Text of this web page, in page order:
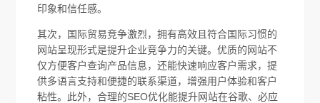
印象和信任感。
其次，国际贸易竞争激烈，拥有高效且符合国际习惯的
网站呈现形式是提升企业竞争力的关键。优质的网站不
仅方便客户查询产品信息，还能快速响应客户需求，提
供多语言支持和便捷的联系渠道，增强用户体验和客户
粘性。此外，合理的SEO优化能提升网站在谷歌、必应